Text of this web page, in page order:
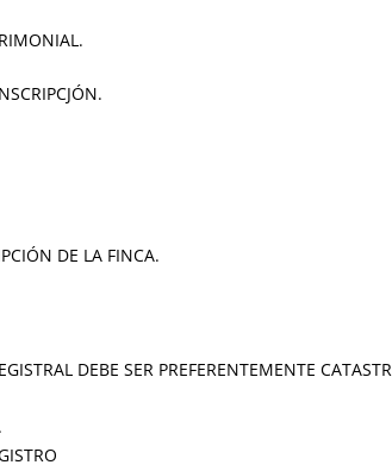
DE LA FINCA.
DEBE SER PREFERENTEMENTE